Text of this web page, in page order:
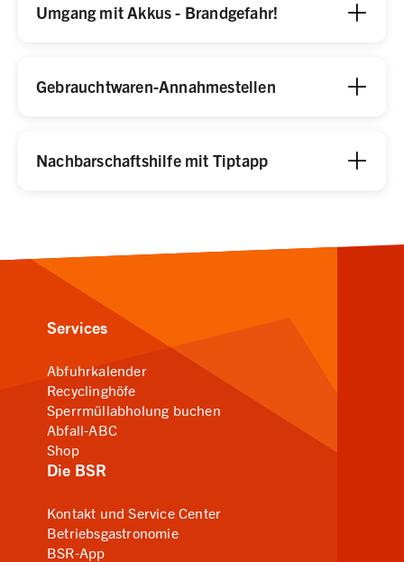
Umgang mit Akkus - Brandgefahr!
Gebrauchtwaren-Annahmestellen
Nachbarschaftshilfe mit Tiptapp
Services
Abfuhrkalender
Recyclinghöfe
Sperrmüllabholung buchen
Abfall-ABC
Shop
Die BSR
Kontakt und Service Center
Betriebsgastronomie
BSR-App